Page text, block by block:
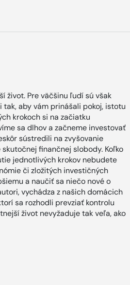
život. Pre väčšinu ľudí sú však
aby vám prinášali pokoj, istotu
krokoch si na začiatku
sa dlhov a začneme investovať
sústredili na zvyšovanie
finančnej slobody. Koľko
jednotlivých krokov nebudete
či zložitých investičných
a naučiť sa niečo nové o
vychádza z našich domácich
sa rozhodli prevziať kontrolu
život nevyžaduje tak veľa, ako